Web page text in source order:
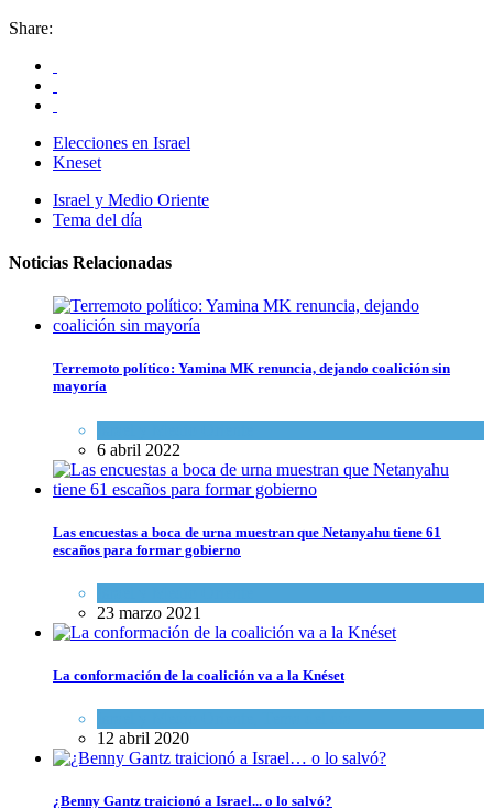
Share:
Elecciones en Israel
Kneset
Israel y Medio Oriente
Tema del día
Noticias Relacionadas
Terremoto político: Yamina MK renuncia, dejando coalición sin
mayoría
6 abril 2022
Las encuestas a boca de urna muestran que Netanyahu tiene 61
escaños para formar gobierno
23 marzo 2021
La conformación de la coalición va a la Knéset
12 abril 2020
¿Benny Gantz traicionó a Israel... o lo salvó?